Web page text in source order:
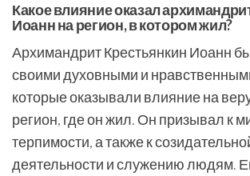
Какое влияние оказал
Иоанн на регион, в котором жил?
Архимандрит Крестьянкин Иоанн
своими духовными и
которые оказывали влияние на
регион, где он жил. Он призывал к
терпимости, а также к
деятельности и служению людям.